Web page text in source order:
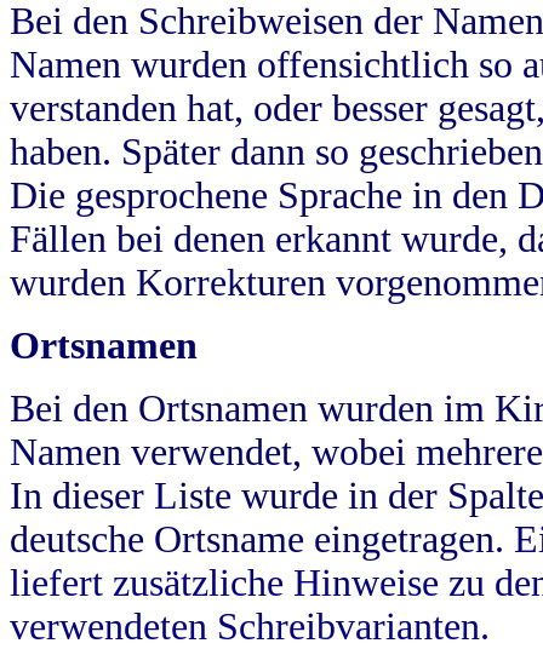
Bei den Schreibweisen der
Namen wurden offensichtlich so
verstanden hat, oder besser
haben. Später dann so
Die gesprochene Sprache in
Fällen bei denen erkannt wurde,
wurden Korrekturen
Ortsnamen
Bei den Ortsnamen wurden im
Namen verwendet, wobei
In dieser Liste wurde in der
deutsche Ortsname eingetragen.
liefert zusätzliche Hinweise zu
verwendeten Schreibvarianten.